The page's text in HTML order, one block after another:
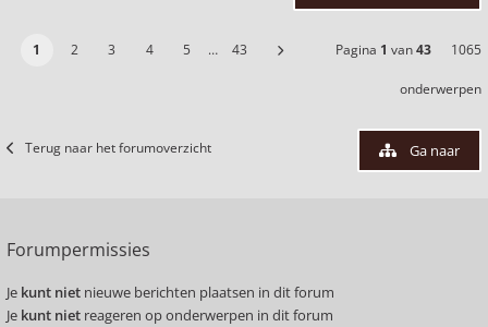
1 2 3 4 5 … 43 Pagina 1 van43 1065
onderwerpen
Terug naar het forumoverzicht Ga naar
Forumpermissies
Je kunt niet nieuwe berichten plaatsen in dit forum
Je kunt niet reageren op onderwerpen in dit forum